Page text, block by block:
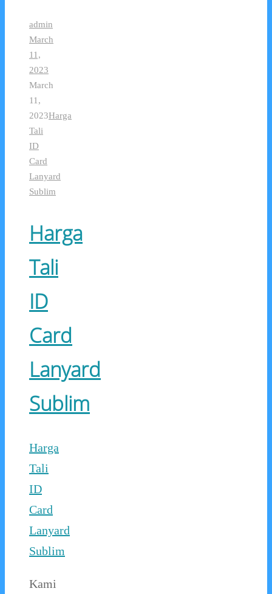
admin
March
11,
2023
March
11,
2023Harga
Tali
ID
Card
Lanyard
Sublim
Harga
Tali
ID
Card
Lanyard
Sublim
Harga
Tali
ID
Card
Lanyard
Sublim
Kami